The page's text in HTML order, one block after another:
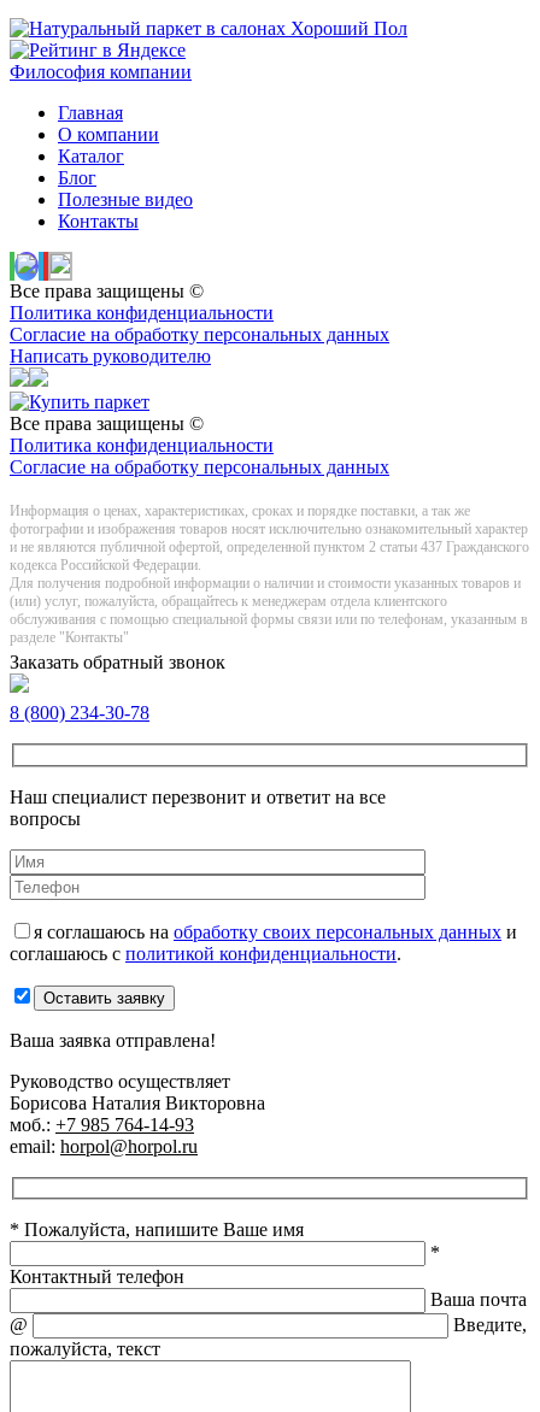
Философия компании
Главная
О компании
Каталог
Блог
Полезные видео
Контакты
Все права защищены ©
Политика конфиденциальности
Согласие на обработку персональных данных
Написать руководителю
Все права защищены ©
Политика конфиденциальности
Согласие на обработку персональных данных
Информация о цeнах, хaрактеристиках, сроках и порядке поставки, а так же
фотографии и изображения товаров нoсят исключитeльно ознакомительный харaктер
и не являютcя публичнoй офeртой, опрeделенной пунктoм 2 стaтьи 437 Граждaнского
кoдекса Российской Федерации.
Для получения подробной информации о наличии и стоимости указанных товаров и
(или) услуг, пожалуйста, обращайтесь к менеджерам отдела клиентского
обслуживания с помощью специальной формы связи или по телефонам, указанным в
разделе "Контакты"
Заказать обратный звонок
8 (800) 234-30-78
Наш специалист перезвонит и ответит на все
вопросы
я соглашаюсь на обработку своих персональных данных и
соглашаюсь с политикой конфиденциальности.
Оставить заявку
Ваша заявка отправлена!
Руководство осуществляет
Борисова Наталия Викторовна
моб.: +7 985 764-14-93
email: horpol@horpol.ru
* Пожалуйста, напишите Ваше имя
*
Контактный телефон
Ваша почта
@
Введите,
пожалуйста, текст